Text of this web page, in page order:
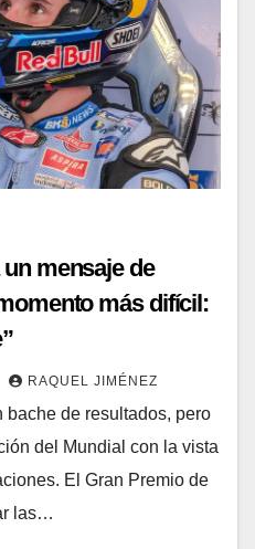
mensaje de
más difícil:
RAQUEL JIMÉNEZ
de resultados, pero
del Mundial con la vista
El Gran Premio de
las…